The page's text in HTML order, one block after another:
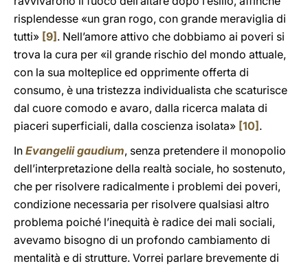
risplendesse «un gran rogo, con grande meraviglia di
tutti» [9] . Nell’amore attivo che dobbiamo ai poveri si
trova la cura per «il grande rischio del mondo attuale,
con la sua molteplice ed opprimente offerta di
consumo, è una tristezza individualista che scaturisce
dal cuore comodo e avaro, dalla ricerca malata di
piaceri superficiali, dalla coscienza isolata» [10] .
In Evangelii gaudium, senza pretendere il monopolio
dell’interpretazione della realtà sociale, ho sostenuto,
che per risolvere radicalmente i problemi dei poveri,
condizione necessaria per risolvere qualsiasi altro
problema poiché l’inequità è radice dei mali sociali,
avevamo bisogno di un profondo cambiamento di
mentalità e di strutture. Vorrei parlare brevemente di